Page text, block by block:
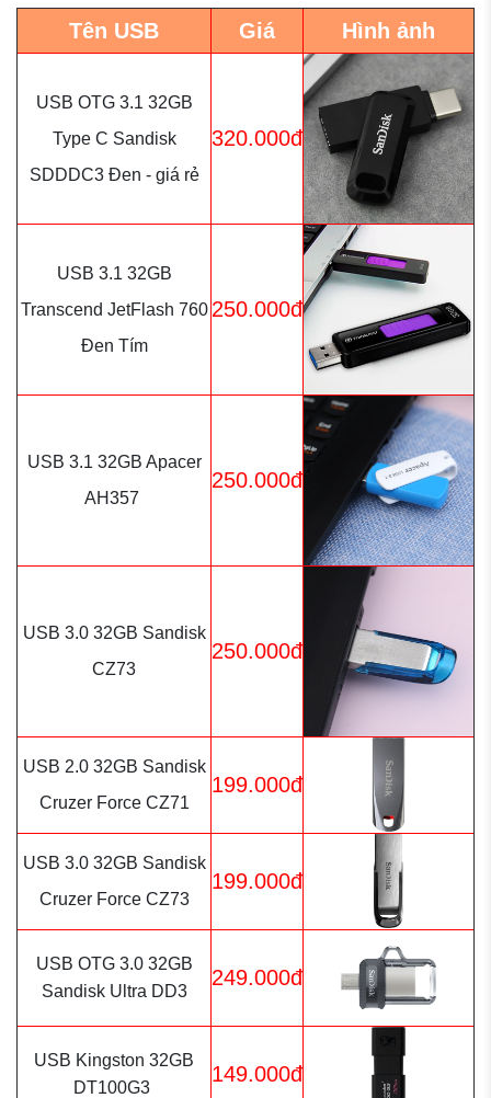
Tên USB Giá Hình ảnh
USB OTG 3.1 32GB
Type C Sandisk
SDDDC3 Đen - giá rẻ
320.000đ
USB 3.1 32GB
Transcend JetFlash 760
Đen Tím
250.000đ
USB 3.1 32GB Apacer
AH357
250.000đ
USB 3.0 32GB Sandisk
CZ73
250.000đ
USB 2.0 32GB Sandisk
Cruzer Force CZ71
199.000đ
USB 3.0 32GB Sandisk
Cruzer Force CZ73
199.000đ
USB OTG 3.0 32GB
Sandisk Ultra DD3
249.000đ
USB Kingston 32GB
DT100G3
149.000đ